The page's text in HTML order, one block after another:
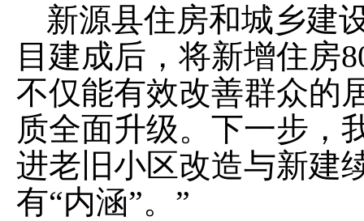
新源县住房和城乡建
目建成后，将新增住房
不仅能有效改善群众的
质全面升级。下一步，
进老旧小区改造与新建
有“内涵”。”